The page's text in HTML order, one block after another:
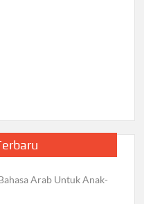
Arab Untuk Anak-